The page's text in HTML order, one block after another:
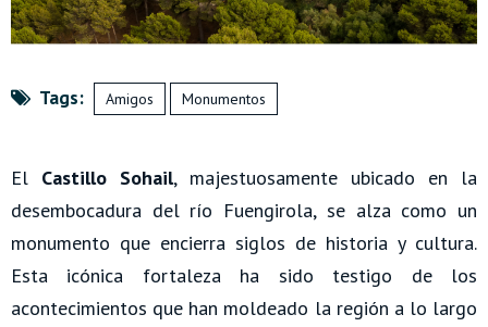
Tags: Amigos Monumentos
El Castillo Sohail, majestuosamente ubicado en la
desembocadura del río Fuengirola, se alza como un
monumento que encierra siglos de historia y cultura.
Esta icónica fortaleza ha sido testigo de los
acontecimientos que han moldeado la región a lo largo